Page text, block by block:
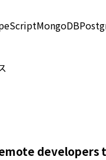
MongoDB
developers